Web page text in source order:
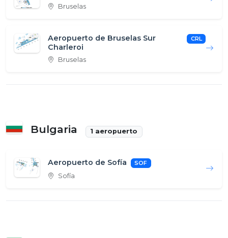
Bruselas
Aeropuerto de Bruselas Sur
Charleroi
CRL
Bruselas
Bulgaria 1 aeropuerto
Aeropuerto de Sofía SOF
Sofía